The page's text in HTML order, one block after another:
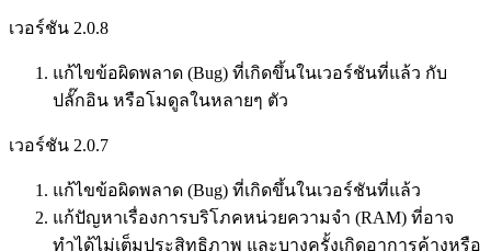
เวอร์ชัน 2.0.8
แก้ไขข้อผิดพลาด (Bug) ที่เกิดขึ้นในเวอร์ชันที่แล้ว กับ
ปลั๊กอิน หรือโมดูลในหลายๆ ตัว
เวอร์ชัน 2.0.7
แก้ไขข้อผิดพลาด (Bug) ที่เกิดขึ้นในเวอร์ชันที่แล้ว
แก้ปัญหาเรื่องการบริโภคหน่วยความจำ (RAM) ที่อาจ
ทำได้ไม่เต็มประสิทธิภาพ และบางครั้งเกิดอาการค้างหรือ